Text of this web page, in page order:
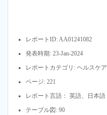
レポートID: AA01241082
発表時期: 23-Jan-2024
レポートカテゴリ: ヘルスケア
ページ: 221
レポート言語： 英語、日本語
テーブル図: 90